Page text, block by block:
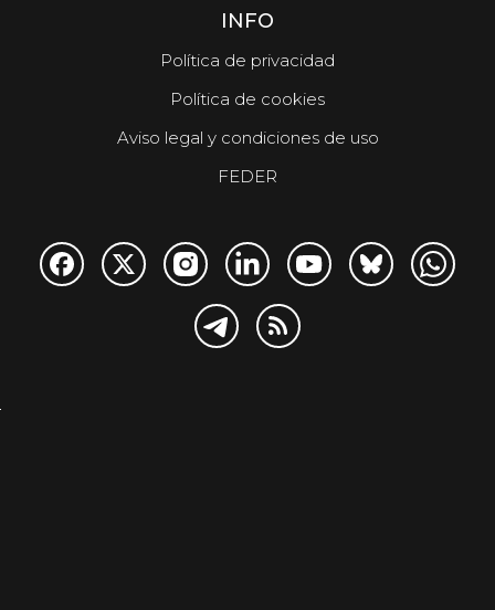
INFO
Política de privacidad
Política de cookies
Aviso legal y condiciones de uso
FEDER